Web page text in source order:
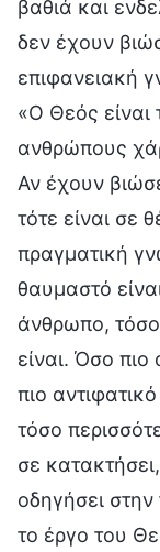
βαθιά και
δεν έχουν
επιφανειακή
«Ο Θεός είναι
ανθρώπους
Αν έχουν
τότε είναι σε
πραγματική
θαυμαστό
άνθρωπο, τόσο
είναι. Όσο
πιο
τόσο
σε
οδηγήσει
το έργο του